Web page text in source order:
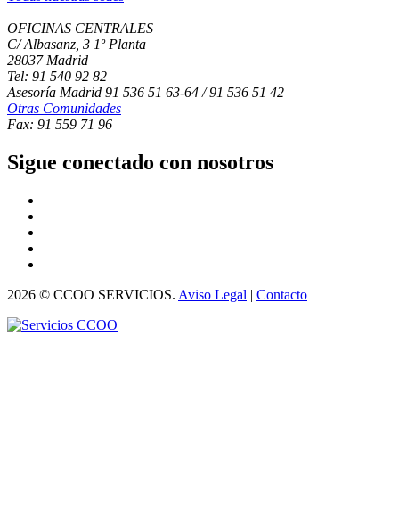
OFICINAS CENTRALES
C/ Albasanz, 3 1º Planta
28037 Madrid
Tel: 91 540 92 82
Asesoría Madrid 91 536 51 63-64 / 91 536 51 42
Otras Comunidades
Fax: 91 559 71 96
Sigue conectado con nosotros
2026 © CCOO SERVICIOS. Aviso Legal | Contacto